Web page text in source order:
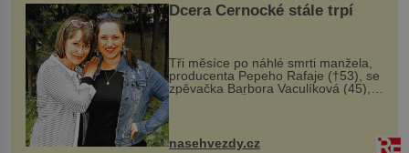
Dcera Černocké stále trpí
Tři měsíce po náhlé smrti manžela,
producenta Pepeho Rafaje (†53), se
zpěvačka Barbora Vaculíková (45),
dcera Petry Černocké (75), poprvé
ozvala veřejnosti. Na sociální síti
sdílela, že se snaží fung...
nasehvezdy.cz